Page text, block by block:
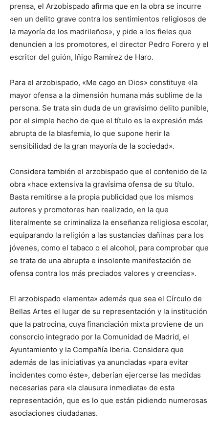
prensa, el Arzobispado afirma que en la obra se incurre
«en un delito grave contra los sentimientos religiosos de
la mayoría de los madrileños», y pide a los fieles que
denuncien a los promotores, el director Pedro Forero y el
escritor del guión, Iñigo Ramírez de Haro.
Para el arzobispado, «Me cago en Dios» constituye «la
mayor ofensa a la dimensión humana más sublime de la
persona. Se trata sin duda de un gravísimo delito punible,
por el simple hecho de que el título es la expresión más
abrupta de la blasfemia, lo que supone herir la
sensibilidad de la gran mayoría de la sociedad».
Considera también el arzobispado que el contenido de la
obra «hace extensiva la gravísima ofensa de su título.
Basta remitirse a la propia publicidad que los mismos
autores y promotores han realizado, en la que
literalmente se criminaliza la enseñanza religiosa escolar,
equiparando la religión a las sustancias dañinas para los
jóvenes, como el tabaco o el alcohol, para comprobar que
se trata de una abrupta e insolente manifestación de
ofensa contra los más preciados valores y creencias».
El arzobispado «lamenta» además que sea el Círculo de
Bellas Artes el lugar de su representación y la institución
que la patrocina, cuya financiación mixta proviene de un
consorcio integrado por la Comunidad de Madrid, el
Ayuntamiento y la Compañía Iberia. Considera que
además de las iniciativas ya anunciadas «para evitar
incidentes como éste», deberían ejercerse las medidas
necesarias para «la clausura inmediata» de esta
representación, que es lo que están pidiendo numerosas
asociaciones ciudadanas.